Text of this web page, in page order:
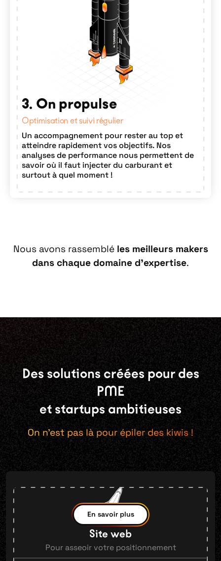
3. On propulse
Optimisation et suivi régulier
Un accompagnement pour rester au top et
atteindre rapidement vos objectifs. Nos
analyses de performance nous permettent de
savoir où il faut injecter du carburant et
surtout à quel moment !
Nous avons rassemblé les meilleurs makers
dans chaque domaine d’expertise.
Des solutions créées pour des
PME
et startups ambitieuses
On n'est pas là pour épiler des kiwis !
Site web
Pour asseoir votre positionnement
En savoir plus